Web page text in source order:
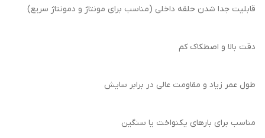
قابلیت جدا شدن حلقه داخلی (مناسب برای مونتاژ و دمونتاژ سریع)
دقت بالا و اصطکاک کم
طول عمر زیاد و مقاومت عالی در برابر سایش
مناسب برای بارهای یکنواخت یا سنگین